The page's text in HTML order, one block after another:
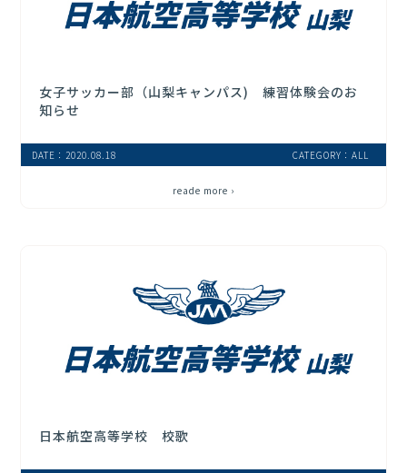
女子サッカー部（山梨キャンパス) 練習体験会のお
知らせ
DATE：2020.08.18 CATEGORY：ALL
reade more ›
日本航空高等学校 校歌